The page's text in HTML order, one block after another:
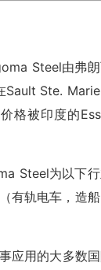
Steel由弗
Sault Ste.
格被印度的
Steel为以下
有轨电车，造
应用的大多数